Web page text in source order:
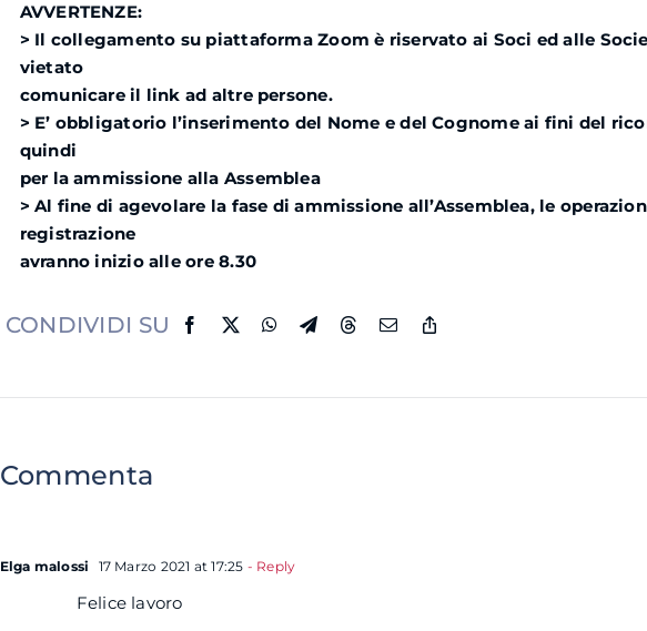
AVVERTENZE:
> Il collegamento su piattaforma Zoom è riservato ai Soci ed alle
vietato
comunicare il link ad altre persone.
> E’ obbligatorio l’inserimento del Nome e del Cognome ai fini del
quindi
per la ammissione alla Assemblea
> Al fine di agevolare la fase di ammissione all’Assemblea, le
registrazione
avranno inizio alle ore 8.30
CONDIVIDI SU
Commenta
Elga malossi 17 Marzo 2021 at 17:25 - Reply
Felice lavoro